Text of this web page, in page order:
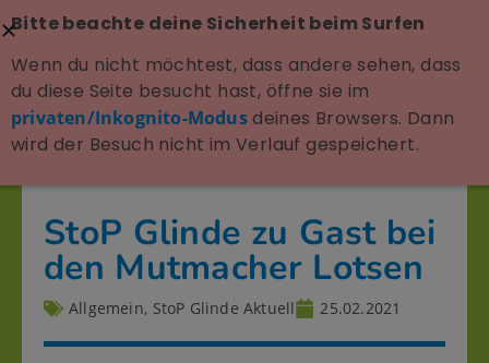
StoP Glinde zu Gast bei
den Mutmacher Lotsen
Allgemein, StoP Glinde Aktuell 25.02.2021
Bitte beachte deine Sicherheit beim Surfen
Wenn du nicht möchtest, dass andere sehen, dass
du diese Seite besucht hast, öffne sie im
privaten/Inkognito-Modusdeines Browsers. Dann
wird der Besuch nicht im Verlauf gespeichert.